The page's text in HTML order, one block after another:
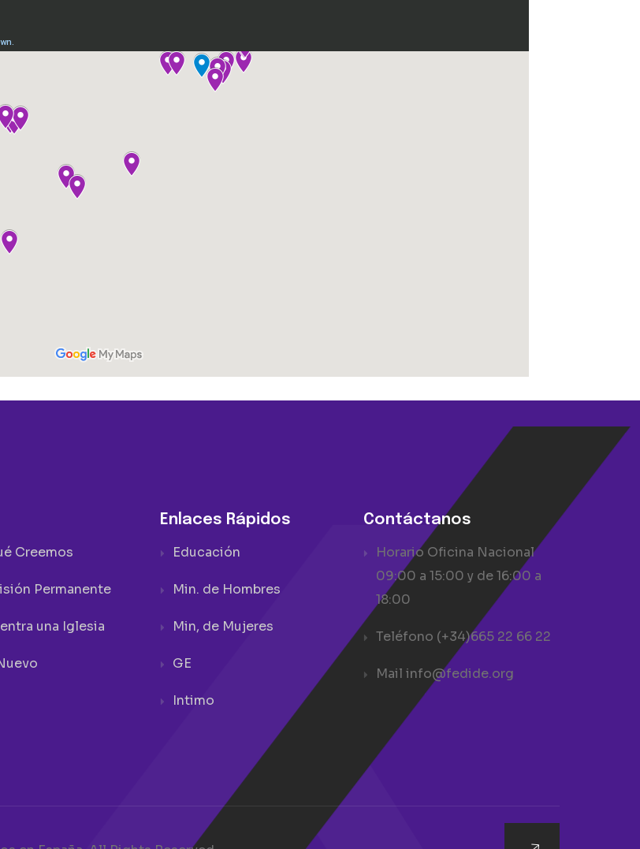
Creemos
Permanente
una Iglesia
Enlaces Rápidos
Educación
Min. de Hombres
Min, de Mujeres
GE
Intimo
Contáctanos
Horario Oficina Nacional
09:00 a 15:00 y de 16:00 a
18:00
Teléfono (+34)665 22 66 22
Mailinfo@fedide.org